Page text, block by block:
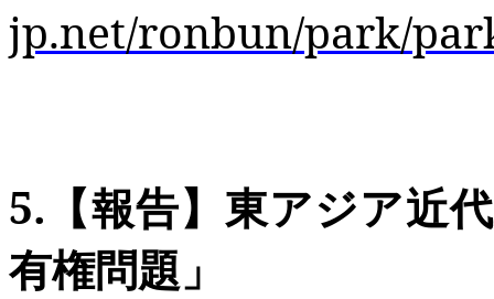
jp.net/ronbun/park/
5. 【報告】東アジア近
有権問題」